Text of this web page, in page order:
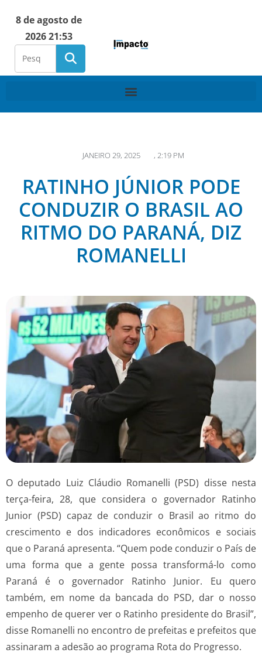
8 de agosto de
2026 21:53
JANEIRO 29, 2025 , 2:19 PM
RATINHO JÚNIOR PODE
CONDUZIR O BRASIL AO
RITMO DO PARANÁ, DIZ
ROMANELLI
O deputado Luiz Cláudio Romanelli (PSD) disse nesta
terça-feira, 28, que considera o governador Ratinho
Junior (PSD) capaz de conduzir o Brasil ao ritmo do
crescimento e dos indicadores econômicos e sociais
que o Paraná apresenta. “Quem pode conduzir o País de
uma forma que a gente possa transformá-lo como
Paraná é o governador Ratinho Junior. Eu quero
também, em nome da bancada do PSD, dar o nosso
empenho de querer ver o Ratinho presidente do Brasil”,
disse Romanelli no encontro de prefeitas e prefeitos que
assinaram a adesão ao programa Rota do Progresso.